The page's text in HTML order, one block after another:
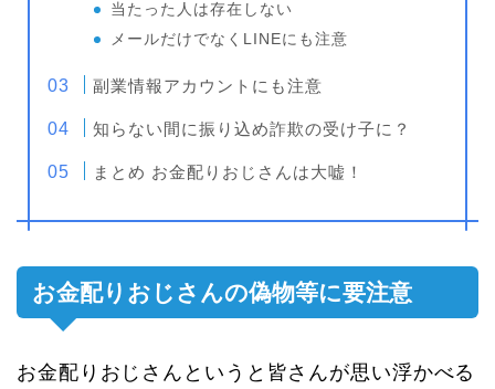
当たった人は存在しない
メールだけでなくLINEにも注意
副業情報アカウントにも注意
知らない間に振り込め詐欺の受け子に？
まとめ お金配りおじさんは大嘘！
お金配りおじさんの偽物等に要注意
お金配りおじさんというと皆さんが思い浮かべる